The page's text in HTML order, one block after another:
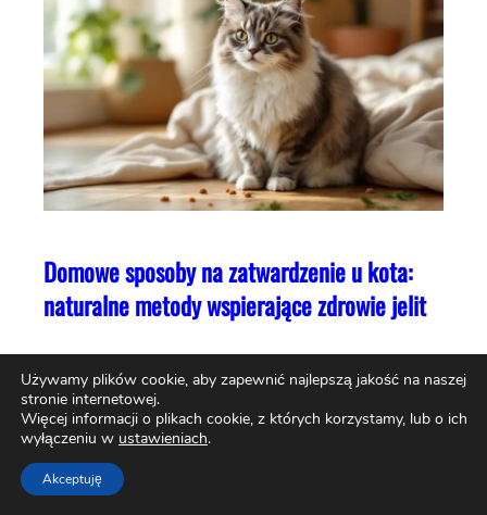
Domowe sposoby na zatwardzenie u kota:
naturalne metody wspierające zdrowie jelit
Używamy plików cookie, aby zapewnić najlepszą jakość na naszej
stronie internetowej.
Więcej informacji o plikach cookie, z których korzystamy, lub o ich
wyłączeniu w ustawieniach.
Akceptuję